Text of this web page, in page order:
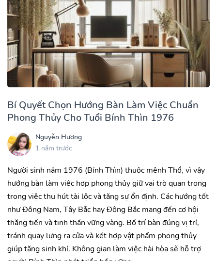
Bí Quyết Chọn Hướng Bàn Làm Việc Chuẩn
Phong Thủy Cho Tuổi Bính Thìn 1976
Nguyễn Hương
1 năm trước
Người sinh năm 1976 (Bính Thìn) thuộc mệnh Thổ, vì vậy
hướng bàn làm việc hợp phong thủy giữ vai trò quan trọng
trong việc thu hút tài lộc và tăng sự ổn định. Các hướng tốt
như Đông Nam, Tây Bắc hay Đông Bắc mang đến cơ hội
thăng tiến và tinh thần vững vàng. Bố trí bàn đúng vị trí,
tránh quay lưng ra cửa và kết hợp vật phẩm phong thủy
giúp tăng sinh khí. Không gian làm việc hài hòa sẽ hỗ trợ